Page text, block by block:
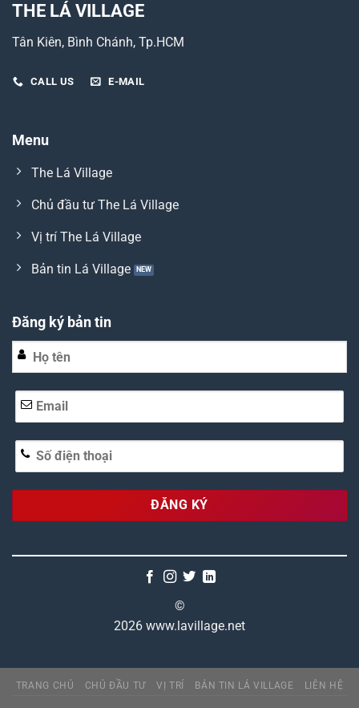
THE LÁ VILLAGE
Tân Kiên, Bình Chánh, Tp.HCM
CALL US E-MAIL
Menu
The Lá Village
Chủ đầu tư The Lá Village
Vị trí The Lá Village
Bản tin Lá Village
Đăng ký bản tin
©
2026 www.lavillage.net
TRANG CHỦ CHỦ ĐẦU TƯ VỊ TRÍ BẢN TIN LÁ VILLAGE LIÊN HỆ